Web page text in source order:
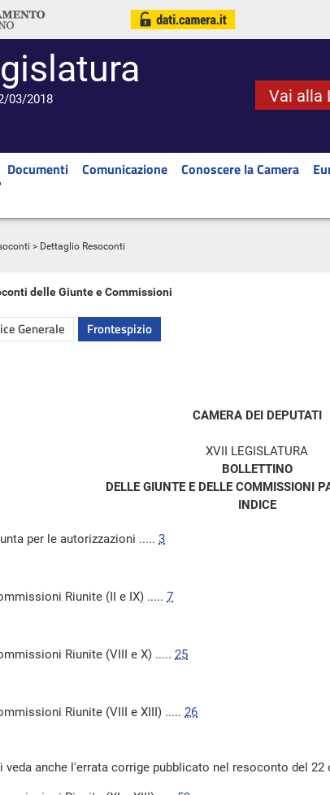
03/2018 Vai alla
Documenti Comunicazione Conoscere la Camera
> Dettaglio Resoconti
delle Giunte e Commissioni
Generale Frontespizio
CAMERA DEI DEPUTATI
XVII LEGISLATURA
BOLLETTINO
DELLE GIUNTE E DELLE COMMISSIONI
INDICE
per le autorizzazioni ..... 3
Riunite (II e IX) ..... 7
Riunite (VIII e X) ..... 25
Riunite (VIII e XIII) ..... 26
veda anche l'errata corrige pubblicato nel resoconto del 22